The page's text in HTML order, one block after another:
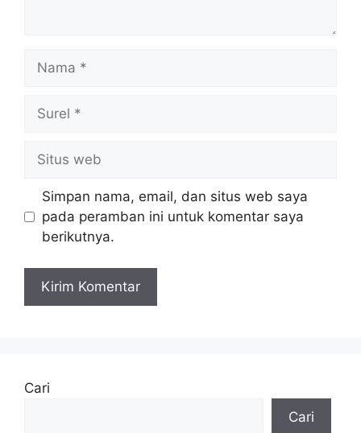
Nama
Surel
Situs
web
Simpan nama, email, dan situs web saya
pada peramban ini untuk komentar saya
berikutnya.
Cari
Cari